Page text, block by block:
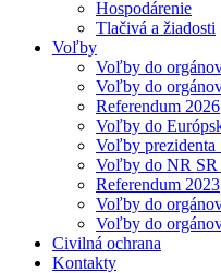
Hospodárenie
Tlačivá a žiadosti
Voľby
Voľby do
Voľby do
Referendum 2026
Voľby do
Voľby prezidenta
Voľby do NR SR
Referendum 2023
Voľby do
Voľby do
Civilná ochrana
Kontakty